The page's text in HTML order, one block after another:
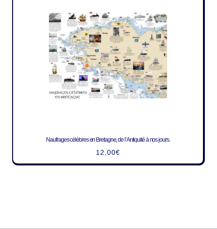
Naufrages célèbres en Bretagne, de l’Antiquité à nos jours.
12,00€